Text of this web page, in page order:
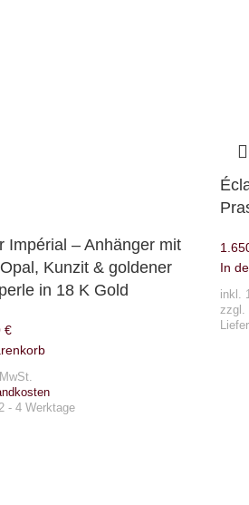
Impérial – Anhänger mit
Kunzit & goldener
in 18 K Gold
€
- 4 Werktage
In
inkl.
zzgl.